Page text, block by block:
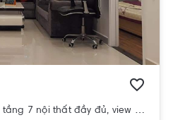
Căn hộ 9 view Apartment tầng 7 nội thất đầy đủ, view công viên